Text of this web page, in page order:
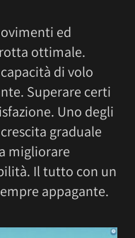
ed
ottimale.
di volo
Superare certi
Uno degli
graduale
migliorare
Il tutto con un
appagante.